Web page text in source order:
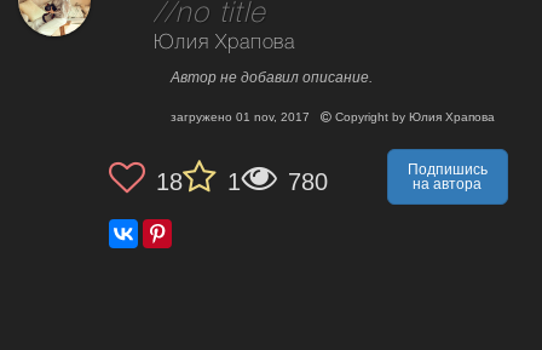
//no title
Юлия Храпова
Автор не добавил описание.
загружено 01 nov, 2017 Copyright by Юлия Храпова
18 1 780
Подпишись
на автора